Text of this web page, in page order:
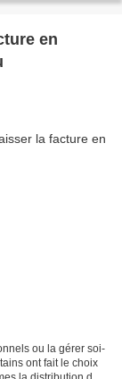
en
ou la gérer soi-
ont fait le choix